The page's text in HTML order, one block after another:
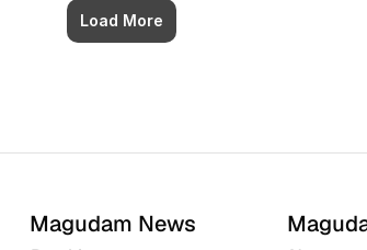
Load More
Magudam News